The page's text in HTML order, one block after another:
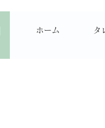
ホーム タ